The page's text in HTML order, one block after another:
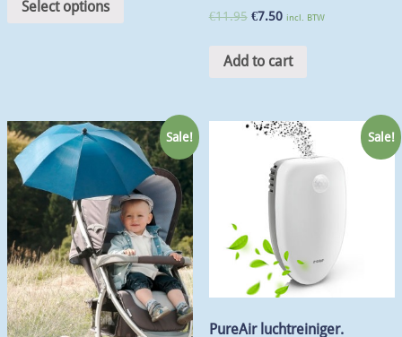
Select options
€11.95 €7.50 incl. BTW
Add to cart
Sale! Sale!
PureAir luchtreiniger.